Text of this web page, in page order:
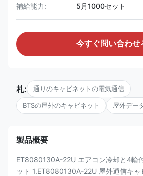
補給能力:
5月1000セット
今すぐ問い合わせ
札: 通りのキャビネットの電気通信
BTSの屋外のキャビネット 屋外デー
製品概要
ET8080130A-22U エアコン冷却と4輪
ット 1.ET8080130A-22U 屋外通信キャ